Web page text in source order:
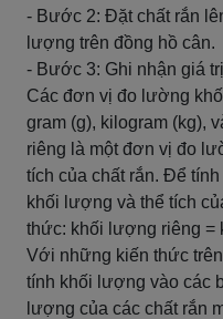
- Bước 2: Đặt chất rắn
lượng trên đồng hồ cân.
- Bước 3: Ghi nhận giá
Các đơn vị đo lường
gram (g), kilogram (kg),
riêng là một đơn vị đo
tích của chất rắn. Để
khối lượng và thể tích
thức: khối lượng riêng =
Với những kiến thức
tính khối lượng vào các
lượng của các chất rắn